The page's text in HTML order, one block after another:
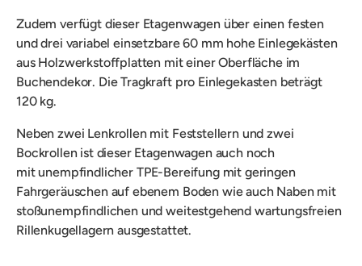
Zudem verfügt dieser Etagenwagen über einen festen
und drei variabel einsetzbare60 mm hohe Einlegekästen
aus Holzwerkstoffplatten mit einer Oberfläche im
Buchendekor. Die Tragkraft pro Einlegekasten beträgt
120 kg.
Neben zwei Lenkrollen mit Feststellern und zwei
Bockrollen ist dieser Etagenwagen auch noch
mitunempfindlicher TPE-Bereifung mit geringen
Fahrgeräuschen auf ebenem Boden wie auch Naben mit
stoßunempfindlichen und weitestgehend wartungsfreien
Rillenkugellagern ausgestattet.